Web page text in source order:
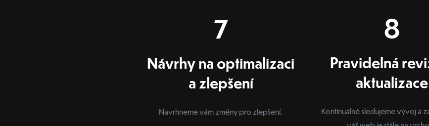
7
Návrhy na optimalizaci
a zlepšení
Navrhneme vám změny pro zlepšení.
8
Pravidelná
aktualizace
Kontinuálně sledujeme vývoj a